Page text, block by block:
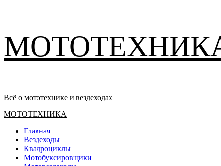
содержимому
Всё о мототехнике и вездеходах
Основное
МОТОТЕХНИКА
Главная
Вездеходы
Квадроциклы
Мотобуксировщики